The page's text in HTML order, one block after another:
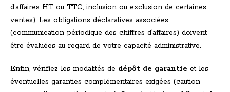
d’affaires HT ou TTC, inclusion ou exclusion de certaines
ventes). Les obligations déclaratives associées
(communication périodique des chiffres d’affaires) doivent
être évaluées au regard de votre capacité administrative.
Enfin, vérifiez les modalités de dépôt de garantie et les
éventuelles garanties complémentaires exigées (caution